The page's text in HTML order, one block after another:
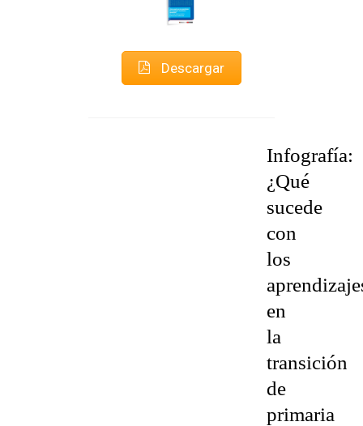
Descargar
Infografía:
¿Qué
sucede
con
los
en
la
transición
de
primaria